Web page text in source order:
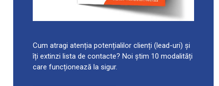
Cum atragi atenția potențialilor clienți (lead-uri) și
îți extinzi lista de contacte? Noi știm 10 modalități
care funcționează la sigur.